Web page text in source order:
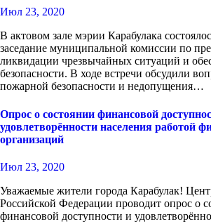
Июл 23, 2020
В актовом зале мэрии Карабулака
заседание муниципальной комиссии по
ликвидации чрезвычайных ситуаций и
безопасности. В ходе встречи обсудили
пожарной безопасности и недопущения…
Опрос о состоянии финансовой
удовлетворённости населения работой
организаций
Июл 23, 2020
Уважаемые жители города Карабулак!
Российской Федерации проводит опрос о
финансовой доступности и